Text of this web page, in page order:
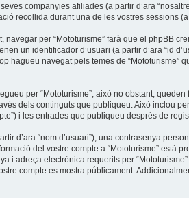
companyies afiliades (a partir d’ara
recollida durant una de les vostres sessions
per “Mototurisme” farà que el phpBB
un identificador d’usuari (a partir d’ara “id
hagueu navegat pels temes de
per “Mototurisme”, això no obstant,
dels continguts que publiqueu. Això inclou
i les entrades que publiqueu després de
d’ara “nom d’usuari”), una contrasenya
del vostre compte a “Mototurisme”
i adreça electrònica requerits per
compte es mostra públicament.